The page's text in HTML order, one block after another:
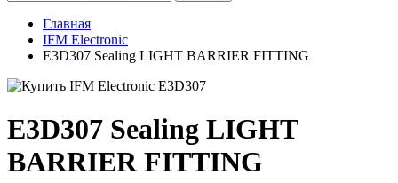
Главная
IFM Electronic
E3D307 Sealing LIGHT BARRIER FITTING
E3D307 Sealing LIGHT
BARRIER FITTING